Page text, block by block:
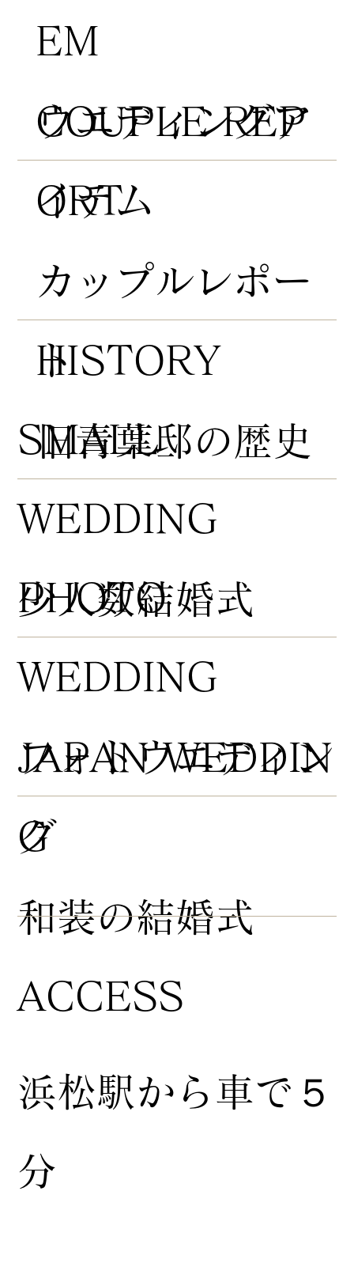
HISTORY
COUPLE REP
ORT
​旧青葉邸の歴史
​カップルレポー
ト
EM
​ウエディングア
イテム
​少人数結婚式
​SMALL
WEDDING
​フォトウエディン
グ
PHOTO
WEDDING
​和装の結婚式
JAPAN WEDDIN
G
浜松駅から車で５
分
ACCESS